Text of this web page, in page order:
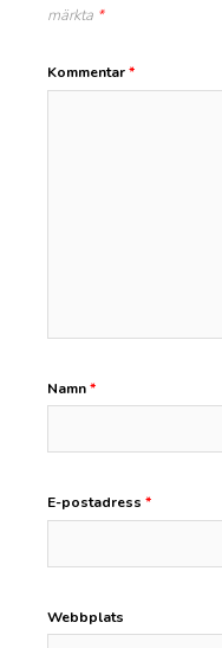
märkta *
Kommentar*
Namn*
E-postadress *
Webbplats